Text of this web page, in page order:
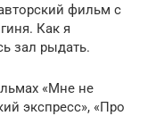
фильм с
Как я
зал рыдать.
«Мне не
экспресс», «Про